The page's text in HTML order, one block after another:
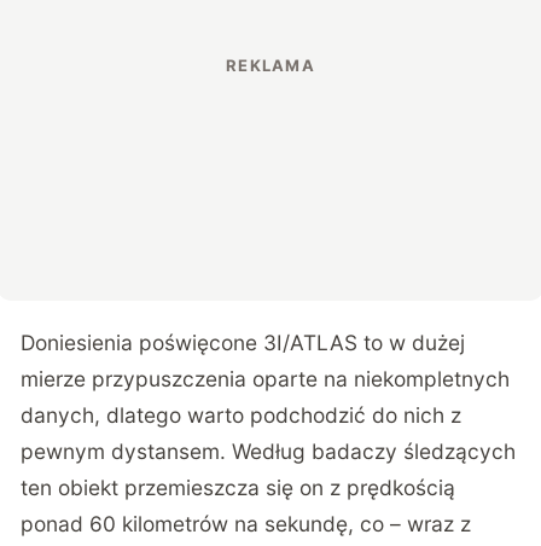
Doniesienia poświęcone 3I/ATLAS to w dużej
mierze przypuszczenia oparte na niekompletnych
danych, dlatego warto podchodzić do nich z
pewnym dystansem. Według badaczy śledzących
ten obiekt przemieszcza się on z prędkością
ponad 60 kilometrów na sekundę, co – wraz z